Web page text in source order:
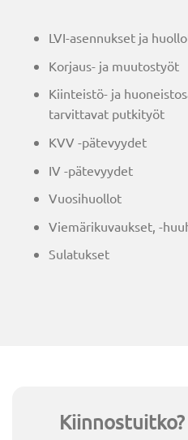
LVI-asennukset ja
Korjaus- ja muutostyöt
Kiinteistö- ja
tarvittavat putkityöt
KVV -pätevyydet
IV -pätevyydet
Vuosihuollot
Viemärikuvaukset, -
Sulatukset